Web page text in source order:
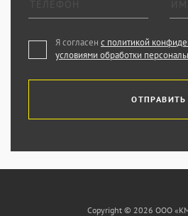
Я согласен с политикой
условиями обработки
ОТПРАВИТЬ
Copyright © 2026 ООО